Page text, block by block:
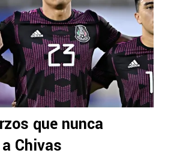
que nunca
Chivas